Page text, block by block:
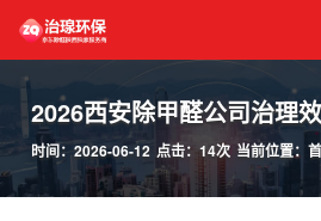
2026西安除甲醛公司治理
当前位置：
时间：2026-06-12 点击：14次